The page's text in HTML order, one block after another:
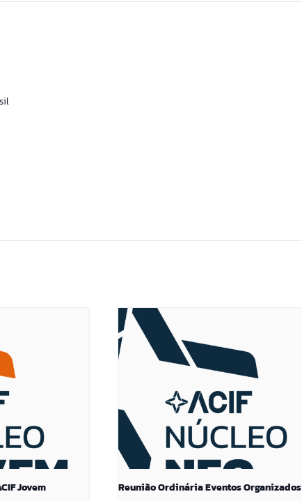
Jovem Reunião Ordinária Eventos Organizados